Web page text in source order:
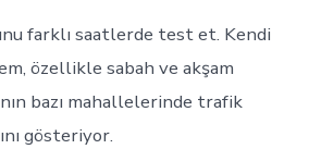
farklı saatlerde test et. Kendi
özellikle sabah ve akşam
bazı mahallelerinde trafik
gösteriyor.